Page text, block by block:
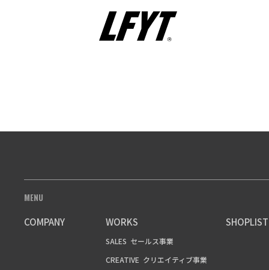
MENU
COMPANY WORKS
SALES セールス事業
CREATIVE クリエイティブ事業
SHOPLIST